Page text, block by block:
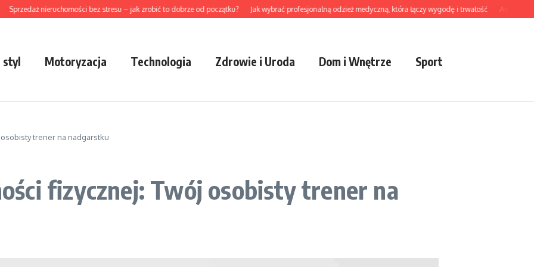
nieruchomości bez stresu – jak zrobić to dobrze od początku? Jak wybrać profesjonalną odzież medyczną, która łączy wygodę i trwałość Angielski dla
styl Motoryzacja Technologia Zdrowie i Uroda Dom i Wnętrze Sport
trener na nadgarstku
fizycznej: Twój osobisty trener na